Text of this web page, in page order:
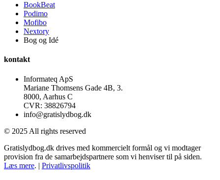
BookBeat
Podimo
Mofibo
Nextory
Bog og Idé
kontakt
Informateq ApS
Mariane Thomsens Gade 4B, 3.
8000, Aarhus C
CVR: 38826794
info@gratislydbog.dk
© 2025 All rights reserved
Gratislydbog.dk drives med kommercielt formål og vi modtager
provision fra de samarbejdspartnere som vi henviser til på siden.
Læs mere. | Privatlivspolitik